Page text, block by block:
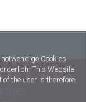
Cookies.
This Website
of the user is therefore